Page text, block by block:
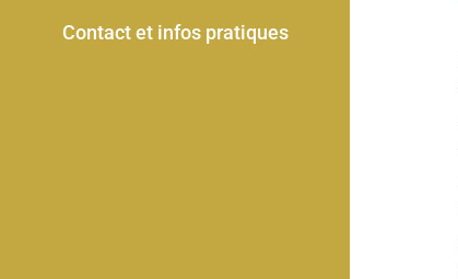
Contact et infos pratiques